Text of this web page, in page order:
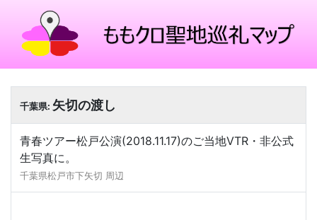
千葉県: 矢切の渡し
青春ツアー松戸公演(2018.11.17)のご当地VTR・非公式
生写真に。
千葉県松戸市下矢切 周辺